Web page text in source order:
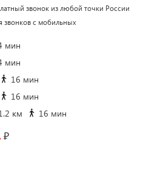
звонок из любой точки России
звонков с мобильных
мин
мин
16 мин
16 мин
км
16 мин
₽